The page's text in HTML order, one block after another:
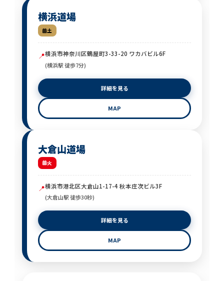
横浜道場
土
📍横浜市神奈川区鶴屋町3-33-20 ワカバビル6F
(横浜駅 徒歩7分)
詳細を見る
MAP
大倉山道場
火
📍横浜市港北区大倉山1-17-4 秋本庄次ビル3F
(大倉山駅 徒歩30秒)
詳細を見る
MAP